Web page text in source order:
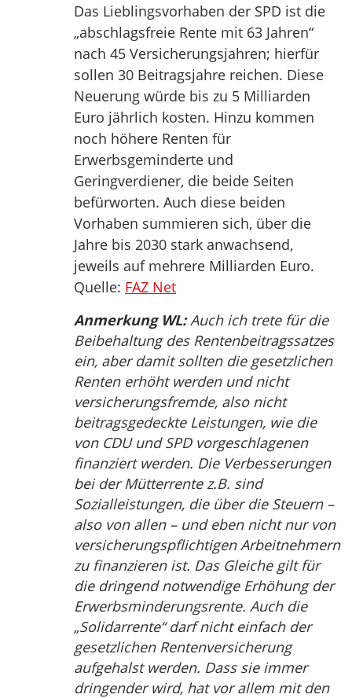
Das Lieblingsvorhaben der SPD ist die
„abschlagsfreie Rente mit 63 Jahren“
nach 45 Versicherungsjahren; hierfür
sollen 30 Beitragsjahre reichen. Diese
Neuerung würde bis zu 5 Milliarden
Euro jährlich kosten. Hinzu kommen
noch höhere Renten für
Erwerbsgeminderte und
Geringverdiener, die beide Seiten
befürworten. Auch diese beiden
Vorhaben summieren sich, über die
Jahre bis 2030 stark anwachsend,
jeweils auf mehrere Milliarden Euro.
Quelle: FAZ Net
Anmerkung WL:Auch ich trete für die
Beibehaltung des Rentenbeitragssatzes
ein, aber damit sollten die gesetzlichen
Renten erhöht werden und nicht
versicherungsfremde, also nicht
beitragsgedeckte Leistungen, wie die
von CDU und SPD vorgeschlagenen
finanziert werden. Die Verbesserungen
bei der Mütterrente z.B. sind
Sozialleistungen, die über die Steuern –
also von allen – und eben nicht nur von
versicherungspflichtigen Arbeitnehmern
zu finanzieren ist. Das Gleiche gilt für
die dringend notwendige Erhöhung der
Erwerbsminderungsrente. Auch die
„Solidarrente“ darf nicht einfach der
gesetzlichen Rentenversicherung
aufgehalst werden. Dass sie immer
dringender wird, hat vor allem mit den